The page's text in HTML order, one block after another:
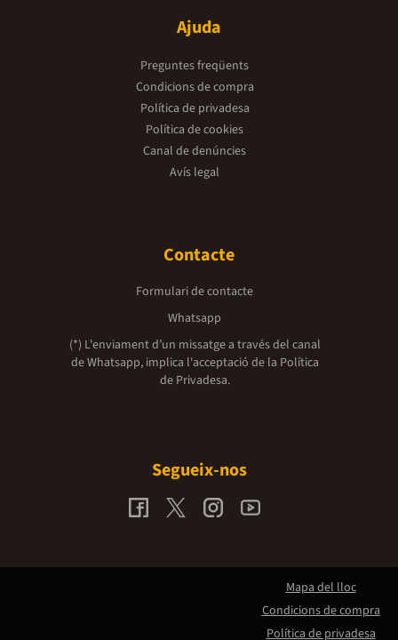
Ajuda
Preguntes freqüents
Condicions de compra
Política de privadesa
Política de cookies
Canal de denúncies
Avís legal
Contacte
Formulari de contacte
Whatsapp
(*) L'enviament d’un missatge a través del canal
de Whatsapp, implica l'acceptació de la Política
de Privadesa.
Segueix-nos
Mapa del lloc
Condicions de compra
Política de privadesa